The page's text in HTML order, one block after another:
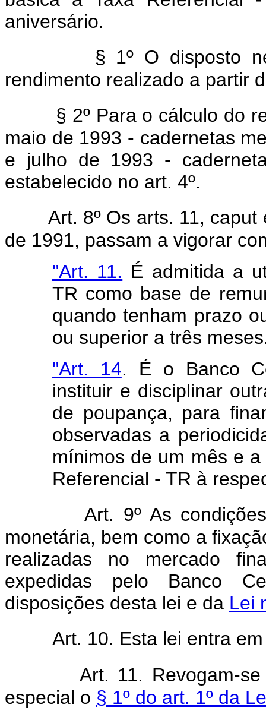
aniversário.
§ 1º O disposto
rendimento realizado a partir
§ 2º Para o cálculo do
maio de 1993 - cadernetas
e julho de 1993 -
estabelecido no art. 4º.
Art. 8º Os arts. 11,
de 1991, passam a vigorar
"Art. 11. É admitida a
TR como base de
quando tenham prazo
ou superior a três
"Art. 14. É o Banco
instituir e disciplinar
de poupança, para
observadas a
mínimos de um mês e
Referencial - TR à
Art. 9º As
monetária, bem como a
realizadas no mercado
expedidas pelo Banco
disposições desta lei e da Lei
Art. 10. Esta lei entra
Art. 11. Revogam-
especial o § 1º do art. 1º da